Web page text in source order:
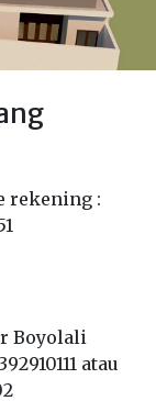
rekening :
Boyolali
atau